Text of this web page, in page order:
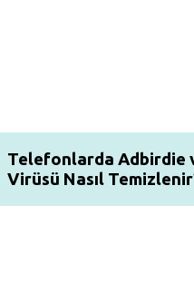
Telefonlarda Adbirdie
Virüsü Nasıl